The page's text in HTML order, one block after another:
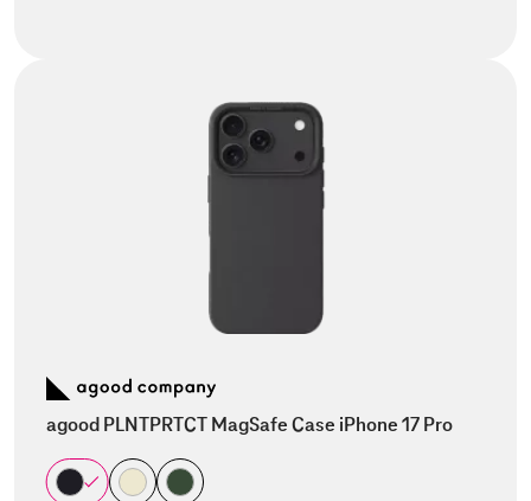
agood PLNTPRTCT MagSafe Case iPhone 17 Pro